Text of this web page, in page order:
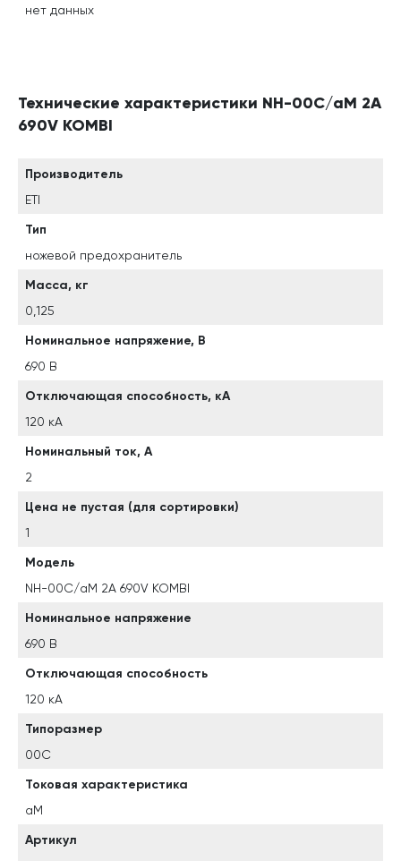
нет данных
Технические характеристики NH-00C/aM 2A
690V KOMBI
Производитель
ETI
Тип
ножевой предохранитель
Масса, кг
0,125
Номинальное напряжение, В
690 В
Отключающая способность, кА
120 кА
Номинальный ток, А
2
Цена не пустая (для сортировки)
1
Модель
NH-00C/aM 2A 690V KOMBI
Номинальное напряжение
690 В
Отключающая способность
120 кА
Типоразмер
00C
Токовая характеристика
aM
Артикул